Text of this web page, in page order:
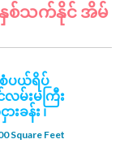
စ်သက်နိုင် အိမ်
ပယ်ရိပ်
လမ်းမကြီး
ခန်း ၊
Square Feet